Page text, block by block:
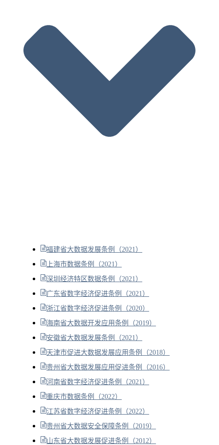
福建省大数据发展条例（2021）
上海市数据条例（2021）
深圳经济特区数据条例（2021）
广东省数字经济促进条例（2021）
浙江省数字经济促进条例（2020）
海南省大数据开发应用条例（2019）
安徽省大数据发展条例（2021）
天津市促进大数据发展应用条例（2018）
贵州省大数据发展应用促进条例（2016）
河南省数字经济促进条例（2021）
重庆市数据条例（2022）
江苏省数字经济促进条例（2022）
贵州省大数据安全保障条例（2019）
山东省大数据发展促进条例（2012）